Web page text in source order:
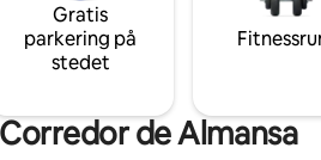
Gratis
parkering på
stedet
de Almansa